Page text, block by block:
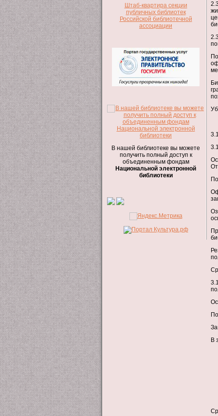
Штаб-квартира секции
публичных библиотек
Российской библиотечной
ассоциации
В нашей библиотеке вы можете
получить полный доступ к
объединенным фондам
Национальной электронной
библиотеки
В